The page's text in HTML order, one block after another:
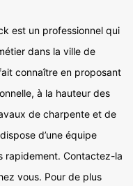
est un professionnel qui
dans la ville de
connaître en proposant
à la hauteur des
de charpente et de
d’une équipe
rapidement. Contactez-la
vous. Pour de plus